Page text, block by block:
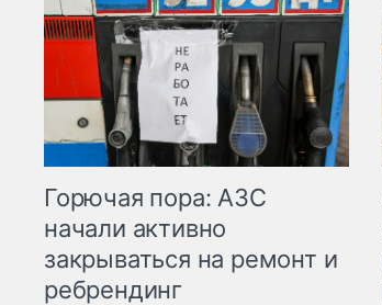
Горючая пора: АЗС
начали активно
закрываться на ремонт и
ребрендинг